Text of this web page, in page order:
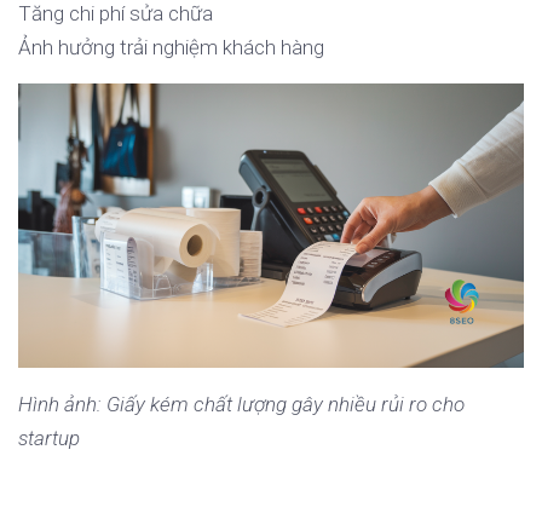
Tăng chi phí sửa chữa
Ảnh hưởng trải nghiệm khách hàng
Hình ảnh: Giấy kém chất lượng gây nhiều rủi ro cho
startup